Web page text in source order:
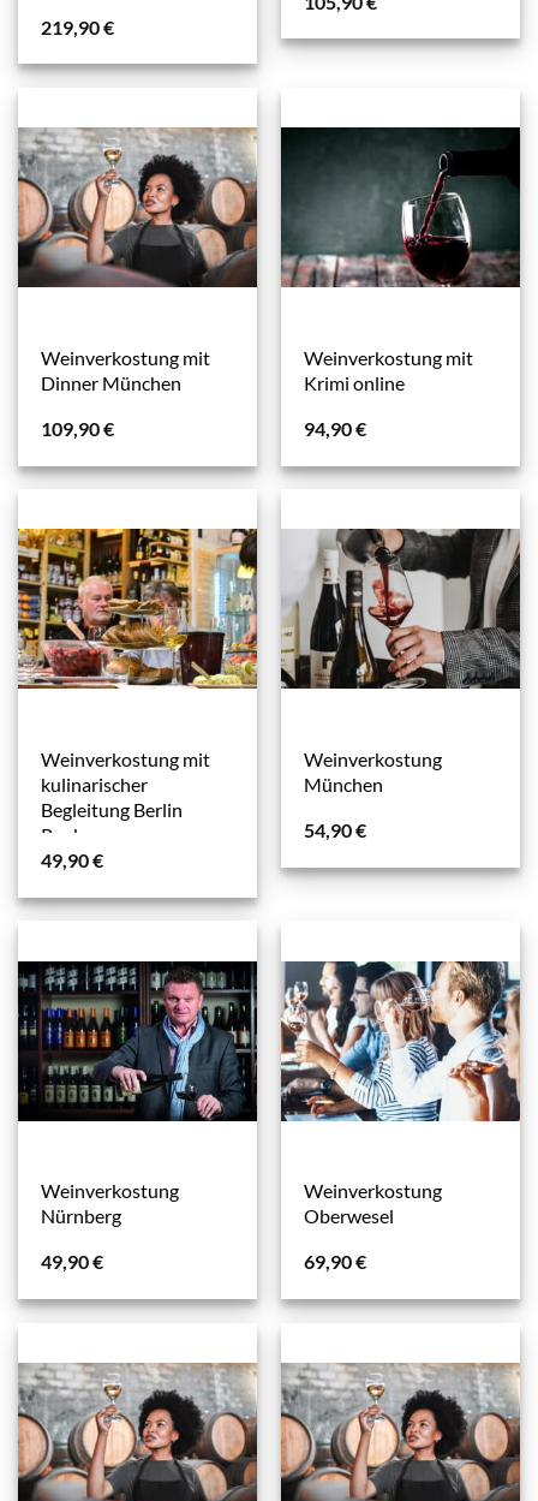
219,90€
Weinverkostung mit
Dinner München
109,90€
Weinverkostung mit
Krimi online
94,90€
Weinverkostung mit
kulinarischer
Begleitung Berlin
Pankow
49,90€
Weinverkostung
München
54,90€
Weinverkostung
Nürnberg
49,90€
Weinverkostung
Oberwesel
69,90€